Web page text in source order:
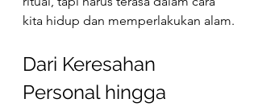
kita hidup dan memperlakukan alam.
Dari Keresahan
Personal hingga